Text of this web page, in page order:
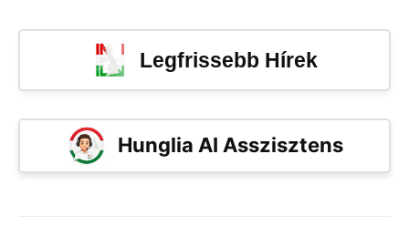
Legfrissebb Hírek
Hunglia AI Asszisztens